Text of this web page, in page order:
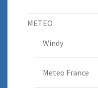
METEO
Windy
Meteo France